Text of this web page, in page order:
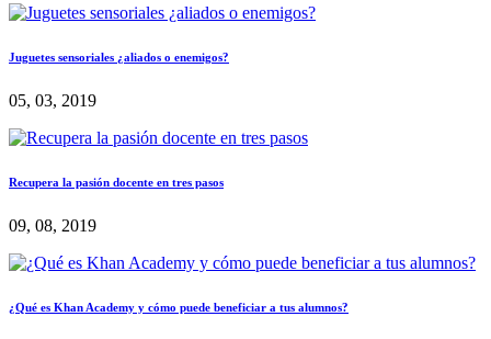
Juguetes sensoriales ¿aliados o enemigos?
05, 03, 2019
Recupera la pasión docente en tres pasos
09, 08, 2019
¿Qué es Khan Academy y cómo puede beneficiar a tus alumnos?